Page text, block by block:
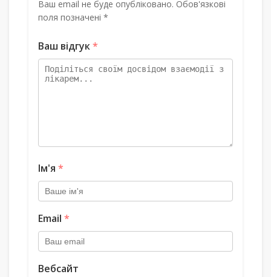
Ваш email не буде опубліковано. Обов'язкові
поля позначені *
Ваш відгук*
Ім'я *
Email *
Вебсайт